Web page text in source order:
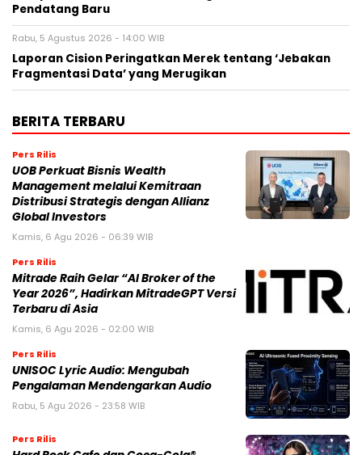
Pendatang Baru
Rabu, 5 Agustus 2026 - 14:00 WIB
Laporan Cision Peringatkan Merek tentang ‘Jebakan
Fragmentasi Data’ yang Merugikan
BERITA TERBARU
Pers Rilis
UOB Perkuat Bisnis Wealth
Management melalui Kemitraan
Distribusi Strategis dengan Allianz
Global Investors
Kamis, 6 Agu 2026 - 06:39 WIB
Pers Rilis
Mitrade Raih Gelar “AI Broker of the
Year 2026”, Hadirkan MitradeGPT Versi
Terbaru di Asia
Kamis, 6 Agu 2026 - 02:00 WIB
Pers Rilis
UNISOC Lyric Audio: Mengubah
Pengalaman Mendengarkan Audio
Rabu, 5 Agu 2026 - 23:58 WIB
Pers Rilis